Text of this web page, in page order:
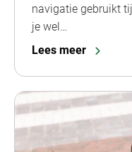
navigatie gebruikt
je wel…
Lees meer